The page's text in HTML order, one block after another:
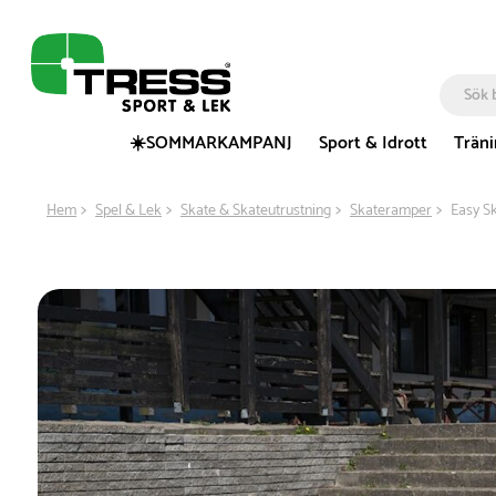
☀️SOMMARKAMPANJ
Sport & Idrott
Hem Spel & Lek Skate & Skateutrustning Skateramper Easy